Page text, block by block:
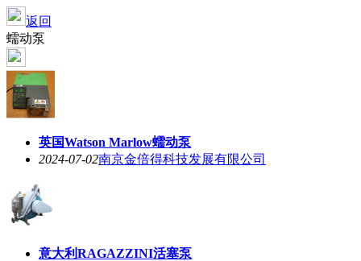
返回
蠕动泵
英国Watson Marlow蠕动泵
2024-07-02南京金倍得科技发展有限公司
意大利RAGAZZINI活塞泵